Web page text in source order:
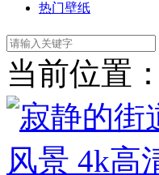
热门壁纸
当前位置：